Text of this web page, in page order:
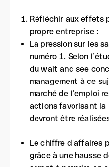
Réfléchir aux effets
propre entreprise :
La pression sur les
numéro 1. Selon
du wait and see
management à ce
marché de l’emploi
actions favorisant
devront être
Le chiffre d’affaires
grâce à une hausse